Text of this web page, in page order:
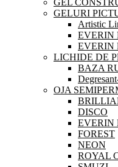
GEL
GELURI
Artistic
EVERIN
EVERIN
LICHIDE DE
BAZA
OJA
DISCO
EVERIN
FOREST
NEON
ROYAL